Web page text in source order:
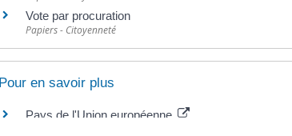
Vote par procuration
Papiers - Citoyenneté
Pour en savoir plus
Pays de l'Union européenne